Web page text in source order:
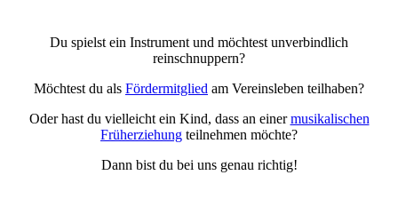
Du spielst ein Instrument und möchtest unverbindlich
reinschnuppern?
Möchtest du als Fördermitglied am Vereinsleben teilhaben?
Oder hast du vielleicht ein Kind, dass an einermusikalischen
Früherziehung teilnehmen möchte?
Dann bist du bei uns genau richtig!